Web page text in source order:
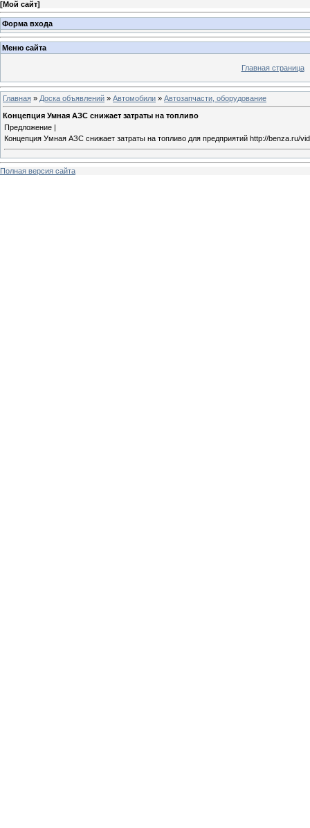
[Мой сайт]
Форма входа
Меню сайта
Главная страница
Главная » Доска объявлений » Автомобили » Автозапчасти, оборудование
Концепция Умная АЗС снижает затраты на топливо
Предложение |
Концепция Умная АЗС снижает затраты на топливо для предприятий http://benza.ru/
Полная версия сайта